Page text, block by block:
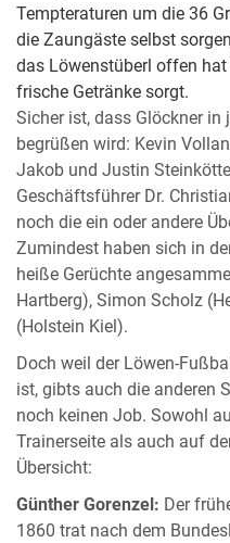
Tempteraturen um die 36
die Zaungäste selbst
das Löwenstüberl offen
frische Getränke sorgt.
Sicher ist, dass Glöckner in
begrüßen wird: Kevin
Jakob und Justin
Geschäftsführer Dr.
noch die ein oder andere
Zumindest haben sich in
heiße Gerüchte
Hartberg), Simon Scholz
(Holstein Kiel).
Doch weil der Löwen-
ist, gibts auch die anderen
noch keinen Job. Sowohl
Trainerseite als auch auf
Übersicht:
Günther Gorenzel: Der
1860 trat nach dem